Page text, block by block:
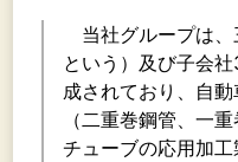
当社グループは、
という）及び子会
成されており、自
（二重巻鋼管、一
チューブの応用加